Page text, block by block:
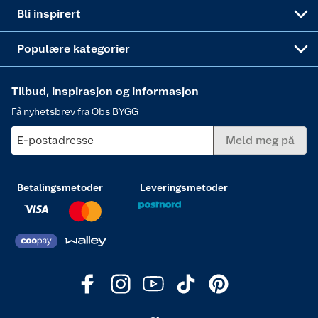
Bli inspirert
Populære kategorier
Tilbud, inspirasjon og informasjon
Få nyhetsbrev fra Obs BYGG
E-postadresse Meld meg på
Betalingsmetoder Leveringsmetoder